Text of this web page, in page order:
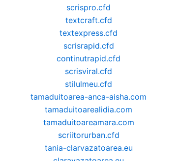
scrispro.cfd
textcraft.cfd
textexpress.cfd
scrisrapid.cfd
continutrapid.cfd
scrisviral.cfd
stilulmeu.cfd
tamaduitoarea-anca-aisha.com
tamaduitoarealidia.com
tamaduitoareamara.com
scriitorurban.cfd
tania-clarvazatoarea.eu